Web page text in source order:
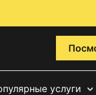
услуги